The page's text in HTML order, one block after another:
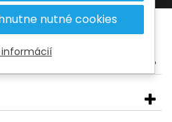
nutné cookies
informácií